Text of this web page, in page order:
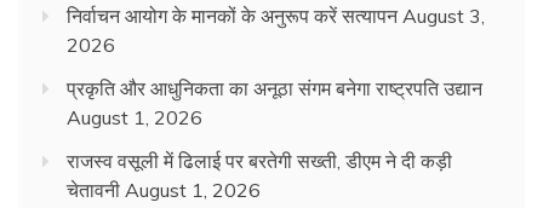
निर्वाचन आयोग के मानकों के अनुरूप करें सत्यापन August 3,
2026
प्रकृति और आधुनिकता का अनूठा संगम बनेगा राष्ट्रपति उद्यान
August 1, 2026
राजस्व वसूली में ढिलाई पर बरतेगी सख्ती, डीएम ने दी कड़ी
चेतावनी August 1, 2026